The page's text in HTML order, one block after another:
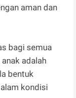
aman dan
bagi semua
adalah
bentuk
kondisi